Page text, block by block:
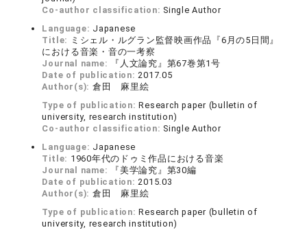
Co-author classification: Single Author
Language: Japanese
Title: ミシェル・ルグラン監督映画作品『6月の5日間』
における音楽・音の一考察
Journal name:
『人文論究』第67巻第1号
Date of publication:2017.05
Author(s): 倉田 麻里絵
Type of publication:Research paper (bulletin of
university, research institution)
Co-author classification: Single Author
Language: Japanese
Title: 1960年代のドゥミ作品における音楽
Journal name:
『美学論究』第30編
Date of publication:2015.03
Author(s): 倉田 麻里絵
Type of publication:Research paper (bulletin of
university, research institution)